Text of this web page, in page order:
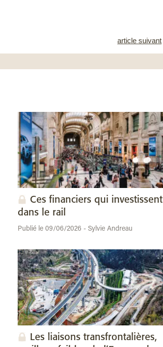
article suivant
Ces financiers qui investissent
dans le rail
Publié le 09/06/2026 - Sylvie Andreau
Les liaisons transfrontalières,